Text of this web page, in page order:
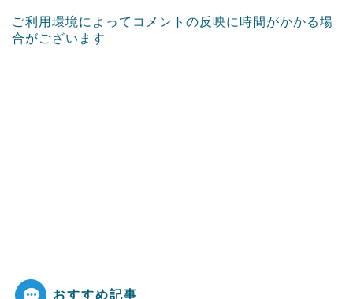
ご利用環境によってコメントの反映に時間がかかる場
合がございます
おすすめ記事